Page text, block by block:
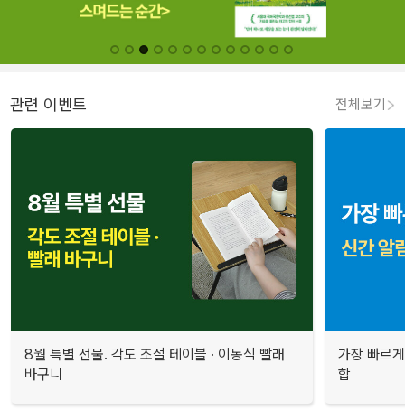
관련 이벤트 전체보기
8월 특별 선물. 각도 조절 테이블 · 이동식 빨래
바구니
가장 빠르
합